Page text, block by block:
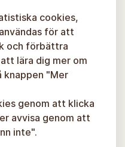
cookies,
för att
och förbättra
lära dig mer om
knappen "Mer
genom att klicka
avvisa genom att
inte".